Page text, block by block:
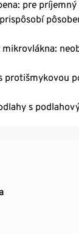
pre
protišmykovou
s